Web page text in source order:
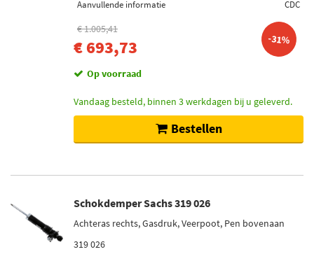
Aanvullende informatie
CDC
€ 1.005,41
€ 693,73 -31%
Op voorraad
Vandaag besteld, binnen 3 werkdagen bij u geleverd.
Bestellen
Schokdemper Sachs 319 026
Achteras rechts, Gasdruk, Veerpoot, Pen bovenaan
319 026